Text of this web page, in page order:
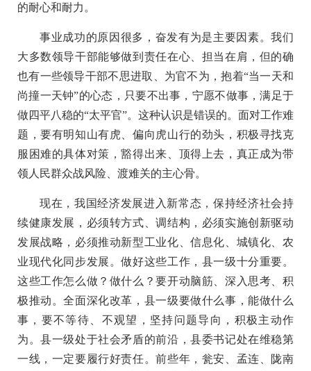
的耐心和耐力。
事业成功的原因很多，奋发有为是主要因素。我们
大多数领导干部能够做到责任在心、担当在肩，但的确
也有一些领导干部不思进取、为官不为，抱着“当一天和
尚撞一天钟”的心态，只要不出事，宁愿不做事，满足于
做四平八稳的“太平官”。这种认识是错误的。面对工作难
题，要有明知山有虎、偏向虎山行的劲头，积极寻找克
服困难的具体对策，豁得出来、顶得上去，真正成为带
领人民群众战风险、渡难关的主心骨。
现在，我国经济发展进入新常态，保持经济社会持
续健康发展，必须转方式、调结构，必须实施创新驱动
发展战略，必须推动新型工业化、信息化、城镇化、农
业现代化同步发展。做好这些工作，县一级十分重要。
这些工作怎么做？做什么？要开动脑筋、深入思考、积
极推动。全面深化改革，县一级要做什么事，能做什么
事，要不等待、不观望，坚持问题导向，积极主动作
为。县一级处于社会矛盾的前沿，县委书记处在维稳第
一线，一定要履行好责任。前些年，瓮安、孟连、陇南